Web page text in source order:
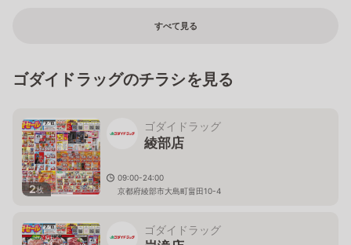
すべて見る
ゴダイドラッグのチラシを見る
2枚
ゴダイドラッグ
綾部店
09:00-24:00
京都府綾部市大島町畠田10-4
ゴダイドラッグ